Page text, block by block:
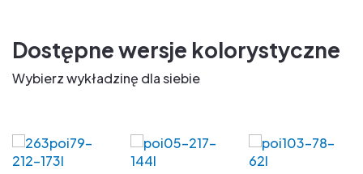
Dostępne wersje kolorystyczne
Wybierz wykładzinę dla siebie